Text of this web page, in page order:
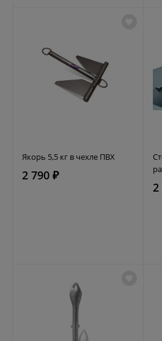
Якорь 5,5 кг в чехле ПВХ
2 790 ₽
2